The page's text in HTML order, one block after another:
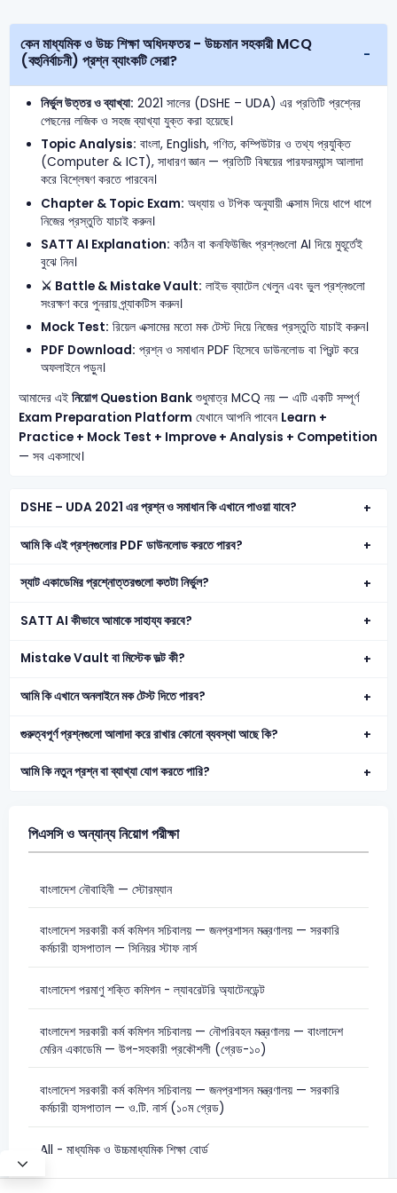
কেন মাধ্যমিক ও উচ্চ শিক্ষা অধিদফতর - উচ্চমান সহকারী MCQ
(বহুনির্বাচনী) প্রশ্ন ব্যাংকটি সেরা?
নির্ভুল উত্তর ও ব্যাখ্যা: 2021 সালের (DSHE – UDA) এর প্রতিটি প্রশ্নের
পেছনের লজিক ও সহজ ব্যাখ্যা যুক্ত করা হয়েছে।
Topic Analysis: বাংলা, English, গণিত, কম্পিউটার ও তথ্য প্রযুক্তি
(Computer & ICT), সাধারণ জ্ঞান — প্রতিটি বিষয়ের পারফরম্যান্স আলাদা
করে বিশ্লেষণ করতে পারবেন।
Chapter & Topic Exam: অধ্যায় ও টপিক অনুযায়ী এক্সাম দিয়ে ধাপে ধাপে
নিজের প্রস্তুতি যাচাই করুন।
SATT AI Explanation: কঠিন বা কনফিউজিং প্রশ্নগুলো AI দিয়ে মুহূর্তেই
বুঝে নিন।
⚔️ Battle & Mistake Vault: লাইভ ব্যাটেল খেলুন এবং ভুল প্রশ্নগুলো
সংরক্ষণ করে পুনরায় প্র্যাকটিস করুন।
Mock Test: রিয়েল এক্সামের মতো মক টেস্ট দিয়ে নিজের প্রস্তুতি যাচাই করুন।
PDF Download: প্রশ্ন ও সমাধান PDF হিসেবে ডাউনলোড বা প্রিন্ট করে
অফলাইনে পড়ুন।
আমাদের এই নিয়োগ Question Bankশুধুমাত্র MCQ নয় — এটি একটি সম্পূর্ণ
Exam Preparation Platform যেখানে আপনি পাবেন Learn +
Practice + Mock Test + Improve + Analysis + Competition
— সব একসাথে।
DSHE – UDA 2021 এর প্রশ্ন ও সমাধান কি এখানে পাওয়া যাবে?
আমি কি এই প্রশ্নগুলোর PDF ডাউনলোড করতে পারব?
স্যাট একাডেমির প্রশ্নোত্তরগুলো কতটা নির্ভুল?
SATT AI কীভাবে আমাকে সাহায্য করবে?
Mistake Vault বা মিস্টেক ভল্ট কী?
আমি কি এখানে অনলাইনে মক টেস্ট দিতে পারব?
গুরুত্বপূর্ণ প্রশ্নগুলো আলাদা করে রাখার কোনো ব্যবস্থা আছে কি?
আমি কি নতুন প্রশ্ন বা ব্যাখ্যা যোগ করতে পারি?
পিএসসি ও অন্যান্য নিয়োগ পরীক্ষা
বাংলাদেশ নৌবাহিনী — স্টোরম্যান
বাংলাদেশ সরকারী কর্ম কমিশন সচিবালয় — জনপ্রশাসন মন্ত্রণালয় — সরকারি
কর্মচারী হাসপাতাল — সিনিয়র স্টাফ নার্স
বাংলাদেশ পরমাণু শক্তি কমিশন - ল্যাবরেটরি অ্যাটেনডেন্ট
বাংলাদেশ সরকারী কর্ম কমিশন সচিবালয় — নৌপরিবহন মন্ত্রণালয় — বাংলাদেশ
মেরিন একাডেমি — উপ-সহকারী প্রকৌশলী (গ্রেড-১০)
বাংলাদেশ সরকারী কর্ম কমিশন সচিবালয় — জনপ্রশাসন মন্ত্রণালয় — সরকারি
কর্মচারী হাসপাতাল — ও.টি. নার্স (১০ম গ্রেড)
All - মাধ্যমিক ও উচ্চমাধ্যমিক শিক্ষা বোর্ড